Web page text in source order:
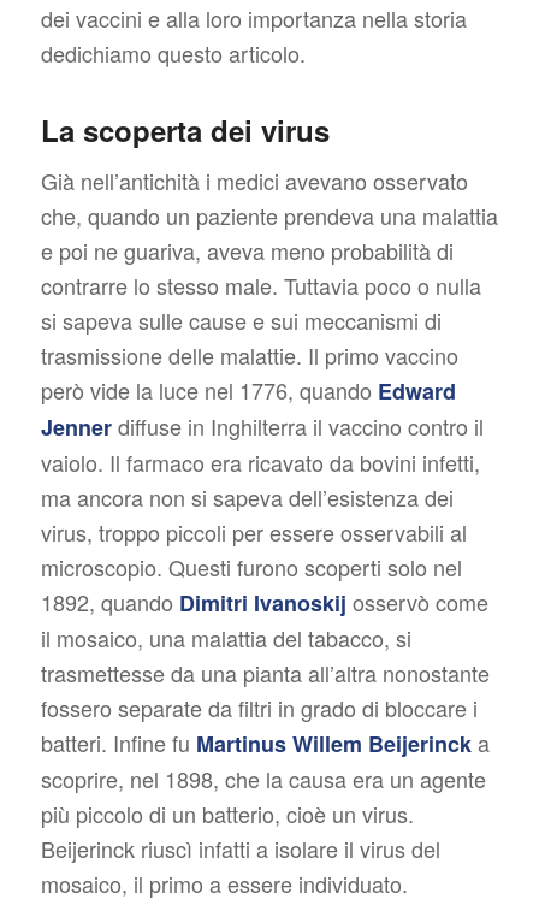
dei vaccini e alla loro importanza nella storia
dedichiamo questo articolo.
La scoperta dei virus
Già nell’antichità i medici avevano osservato
che, quando un paziente prendeva una malattia
e poi ne guariva, aveva meno probabilità di
contrarre lo stesso male. Tuttavia poco o nulla
si sapeva sulle cause e sui meccanismi di
trasmissione delle malattie. Il primo vaccino
però vide la luce nel 1776, quando Edward
Jennerdiffuse in Inghilterra il vaccino contro il
vaiolo. Il farmaco era ricavato da bovini infetti,
ma ancora non si sapeva dell’esistenza dei
virus, troppo piccoli per essere osservabili al
microscopio. Questi furono scoperti solo nel
1892, quando Dimitri Ivanoskij osservò come
il mosaico, una malattia del tabacco, si
trasmettesse da una pianta all’altra nonostante
fossero separate da filtri in grado di bloccare i
batteri. Infine fu Martinus Willem Beijerincka
scoprire, nel 1898, che la causa era un agente
più piccolo di un batterio, cioè un virus.
Beijerinck riuscì infatti a isolare il virus del
mosaico, il primo a essere individuato.